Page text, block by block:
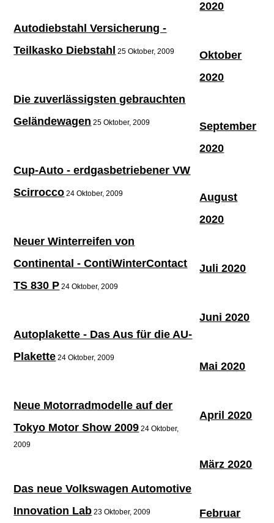
Autodiebstahl Versicherung -
Teilkasko Diebstahl 25 Oktober, 2009
Die zuverlässigsten gebrauchten
Geländewagen 25 Oktober, 2009
Cup-Auto - erdgasbetriebener VW
Scirrocco 24 Oktober, 2009
Neuer Winterreifen von
Continental - ContiWinterContact
TS 830 P 24 Oktober, 2009
Autoplakette - Das Aus für die AU-
Plakette 24 Oktober, 2009
Neue Motorradmodelle auf der
Tokyo Motor Show 2009 24 Oktober,
2009
Das neue Volkswagen Automotive
Innovation Lab 23 Oktober, 2009
2020
Oktober
2020
September
2020
August
2020
Juli 2020
Juni 2020
Mai 2020
April 2020
März 2020
Februar